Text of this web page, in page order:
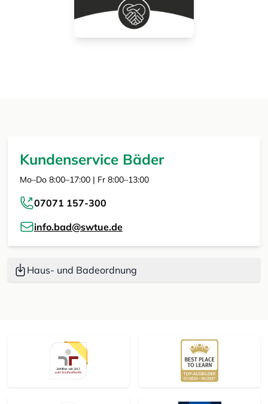
Kundenservice Bäder
Mo–Do 8:00–17:00 | Fr 8:00–13:00
07071 157-300
info.bad@swtue.de
Haus- und Badeordnung